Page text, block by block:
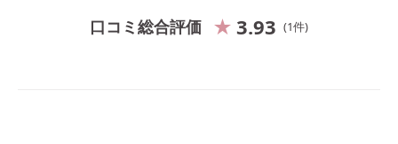
口コミ総合評価 3.93 1件